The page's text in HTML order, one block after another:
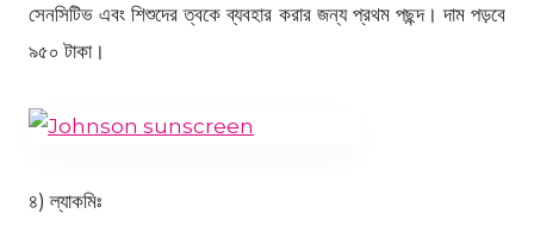
সেনসিটিভ এবং শিশুদের ত্বকে ব্যবহার করার জন্য প্রথম পছন্দ। দাম পড়বে
৯৫০ টাকা।
৪) ল্যাকমিঃ